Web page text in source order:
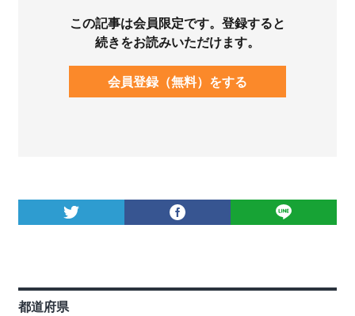
この記事は会員限定です。登録すると
続きをお読みいただけます。
会員登録（無料）をする
都道府県